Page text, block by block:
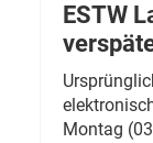
ESTW
Montag